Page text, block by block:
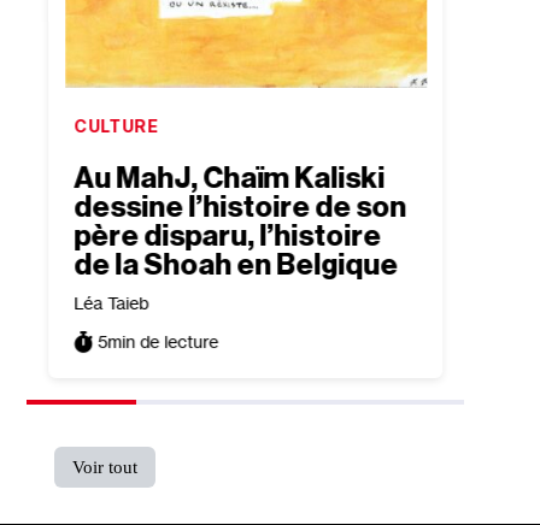
CULTURE
Au MahJ, Chaïm Kaliski
dessine l’histoire de son
père disparu, l’histoire
de la Shoah en Belgique
Léa Taieb
5min de lecture
Voir tout